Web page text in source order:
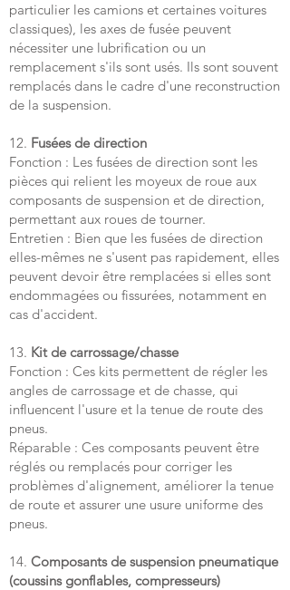
particulier les camions et certaines voitures
classiques), les axes de fusée peuvent
nécessiter une lubrification ou un
remplacement s'ils sont usés. Ils sont souvent
remplacés dans le cadre d'une reconstruction
de la suspension.
12. Fusées de direction
Fonction : Les fusées de direction sont les
pièces qui relient les moyeux de roue aux
composants de suspension et de direction,
permettant aux roues de tourner.
Entretien : Bien que les fusées de direction
elles-mêmes ne s'usent pas rapidement, elles
peuvent devoir être remplacées si elles sont
endommagées ou fissurées, notamment en
cas d'accident.
13. Kit de carrossage/chasse
Fonction : Ces kits permettent de régler les
angles de carrossage et de chasse, qui
influencent l'usure et la tenue de route des
pneus.
Réparable : Ces composants peuvent être
réglés ou remplacés pour corriger les
problèmes d'alignement, améliorer la tenue
de route et assurer une usure uniforme des
pneus.
14. Composants de suspension pneumatique
(coussins gonflables, compresseurs)